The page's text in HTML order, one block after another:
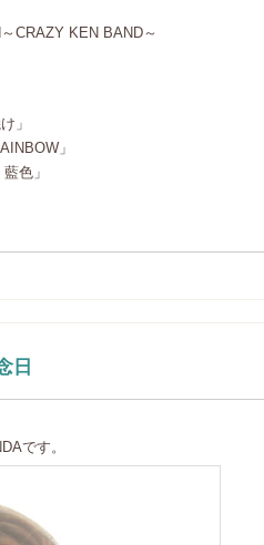
CRAZY KEN BAND～
」
」
色」
日
です。